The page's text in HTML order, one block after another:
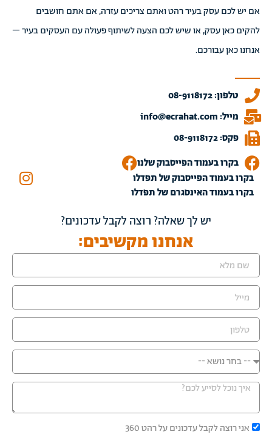
אם יש לכם עסק בעיר רהט ואתם צריכים עזרה, אם אתם חושבים
להקים כאן עסק, או שיש לכם הצעה לשיתוף פעולה עם העסקים בעיר –
אנחנו כאן עבורכם.
טלפון: 08-9118172
מייל: info@ecrahat.com
פקס: 08-9118172
בקרו בעמוד הפייסבוק שלנו
בקרו בעמוד הפייסבוק של תפדלו
בקרו בעמוד האינסגרם של תפדלו
יש לך שאלה? רוצה לקבל עדכונים?
אנחנו מקשיבים:
אני רוצה לקבל עדכונים על רהט 360